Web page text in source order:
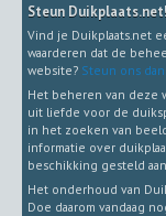
Steun Duikplaats.net!
Vind je Duikplaats.net
waarderen dat de
website? Steun ons
Het beheren van deze
uit liefde voor de
in het zoeken van
informatie over
beschikking gesteld
Het onderhoud van
Doe daarom vandaag